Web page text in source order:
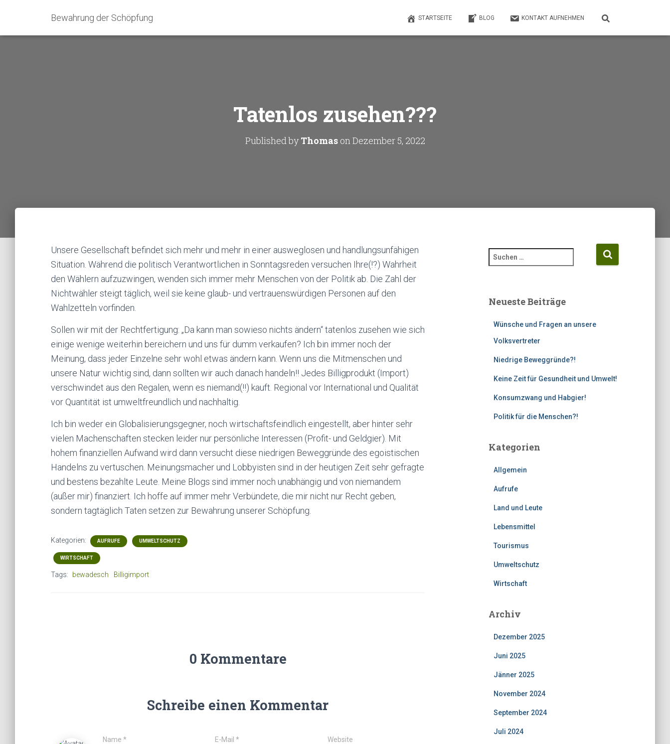
Bewahrung der Schöpfung STARTSEITE BLOG KONTAKT AUFNEHMEN
Tatenlos zusehen???
Published byThomasonDezember 5, 2022
Unsere Gesellschaft befindet sich mehr und mehr in einer ausweglosen und handlungsunfähigen
Situation. Während die politisch Verantwortlichen in Sonntagsreden versuchen Ihre(!?) Wahrheit
den Wählern aufzuzwingen, wenden sich immer mehr Menschen von der Politik ab. Die Zahl der
Nichtwähler steigt täglich, weil sie keine glaub- und vertrauenswürdigen Personen auf den
Wahlzetteln vorfinden.
Sollen wir mit der Rechtfertigung: „Da kann man sowieso nichts ändern“ tatenlos zusehen wie sich
einige wenige weiterhin bereichern und uns für dumm verkaufen? Ich bin immer noch der
Meinung, dass jeder Einzelne sehr wohl etwas ändern kann. Wenn uns die Mitmenschen und
unsere Natur wichtig sind, dann sollten wir auch danach handeln!! Jedes Billigprodukt (Import)
verschwindet aus den Regalen, wenn es niemand(!!) kauft. Regional vor International und Qualität
vor Quantität ist umweltfreundlich und nachhaltig.
Ich bin weder ein Globalisierungsgegner, noch wirtschaftsfeindlich eingestellt, aber hinter sehr
vielen Machenschaften stecken leider nur persönliche Interessen (Profit- und Geldgier). Mit
hohem finanziellen Aufwand wird dann versucht diese niedrigen Beweggründe des egoistischen
Handelns zu vertuschen. Meinungsmacher und Lobbyisten sind in der heutigen Zeit sehr gefragte
und bestens bezahlte Leute. Meine Blogs sind immer noch unabhängig und von niemandem
(außer mir) finanziert. Ich hoffe auf immer mehr Verbündete, die mir nicht nur Recht geben,
sondern tagtäglich Taten setzen zur Bewahrung unserer Schöpfung.
Kategorien: AUFRUFE UMWELTSCHUTZ
WIRTSCHAFT
Tags: bewadesch Billigimport
0 Kommentare
Schreibe einen Kommentar
Name * E-Mail* Website
u
e
Neueste Beiträge
Wünsche und Fragen an unsere
Volksvertreter
Niedrige Beweggründe?!
Keine Zeit für Gesundheit und Umwelt!
Konsumzwang und Habgier!
Politik für die Menschen?!
Kategorien
Allgemein
Aufrufe
Land und Leute
Lebensmittel
Tourismus
Umweltschutz
Wirtschaft
Archiv
Dezember 2025
Juni 2025
Jänner 2025
November 2024
September 2024
Juli 2024